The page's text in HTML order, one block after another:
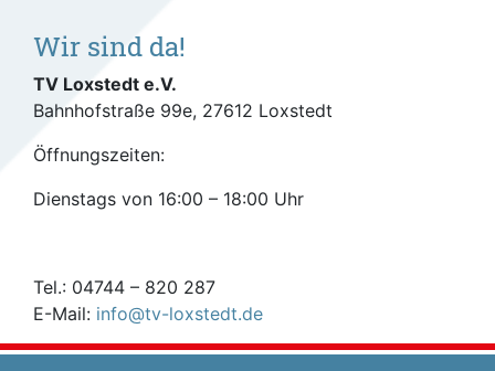
Wir sind da!
TV Loxstedt e.V.
Bahnhofstraße 99e, 27612 Loxstedt
Öffnungszeiten:
Dienstags von 16:00 – 18:00 Uhr
Tel.: 04744 – 820 287
E-Mail: info@tv-loxstedt.de